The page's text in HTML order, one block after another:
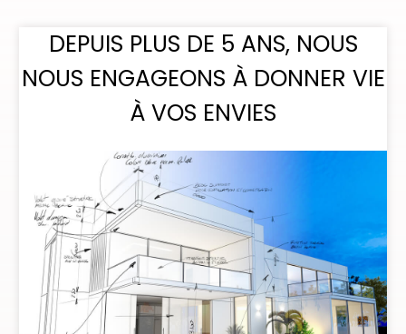
DEPUIS PLUS DE 5 ANS, NOUS
NOUS ENGAGEONS À DONNER VIE
À VOS ENVIES